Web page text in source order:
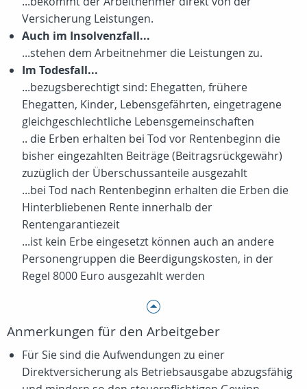
Versicherung Leistungen.
Auch im Insolvenzfall...
...stehen dem Arbeitnehmer die Leistungen zu.
Im Todesfall...
...bezugsberechtigt sind: Ehegatten, frühere
Ehegatten, Kinder, Lebensgefährten, eingetragene
gleichgeschlechtliche Lebensgemeinschaften
.. die Erben erhalten bei Tod vor Rentenbeginn die
bisher eingezahlten Beiträge (Beitragsrückgewähr)
zuzüglich der Überschussanteile ausgezahlt
...bei Tod nach Rentenbeginn erhalten die Erben die
Hinterbliebenen Rente innerhalb der
Rentengarantiezeit
...ist kein Erbe eingesetzt können auch an andere
Personengruppen die Beerdigungskosten, in der
Regel 8000 Euro ausgezahlt werden
Anmerkungen für den Arbeitgeber
Für Sie sind die Aufwendungen zu einer
Direktversicherung als Betriebsausgabe abzugsfähig